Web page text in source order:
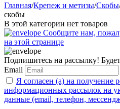
Главная/Крепеж и метизы/Скобы
скобы
В этой категории нет товаров
Сообщите нам,
на этой странице
Подпишитесь на рассылку!
Email
Я согласен (а) на получение
информационных рассылок на
данные (email, телефон,